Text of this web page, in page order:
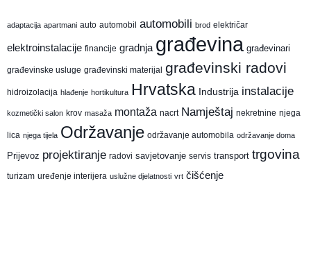
adaptacija apartmani auto automobil automobili brod električar
elektroinstalacije financije gradnja građevina građevinari
građevinske usluge građevinski materijal građevinski radovi
hidroizolacija hlađenje hortikultura Hrvatska Industrija instalacije
kozmetički salon krov masaža montaža nacrt Namještaj nekretnine njega
lica njega tijela Održavanje održavanje automobila održavanje doma
Prijevoz projektiranje radovi savjetovanje servis transport trgovina
turizam uređenje interijera uslužne djelatnosti vrt čišćenje